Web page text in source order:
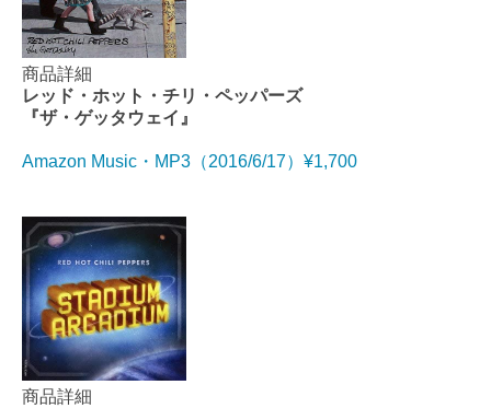
商品詳細
レッド・ホット・チリ・ペッパーズ
『ザ・ゲッタウェイ』
Amazon Music・MP3（2016/6/17）¥1,700
商品詳細